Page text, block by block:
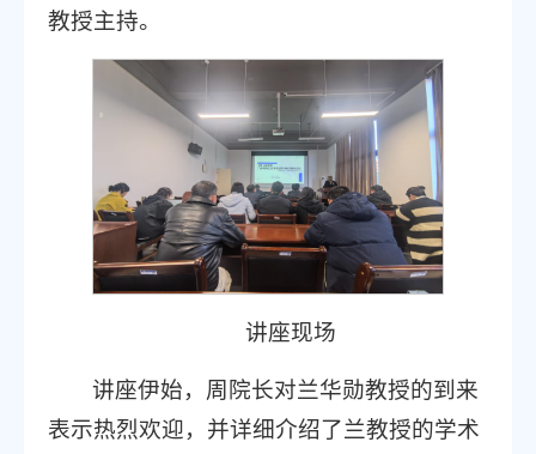
教授主持。
讲座现场
讲座伊始，周院长对兰华勋教授的到来
表示热烈欢迎，并详细介绍了兰教授的学术